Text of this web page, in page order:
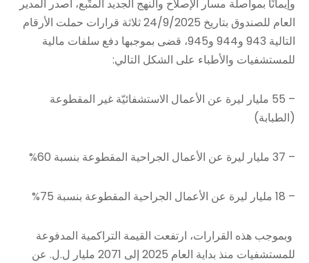
وإيمانًا بمواصلة مسار الإصلاح والنهج الجديد المتّبع، أصدر المدير
العام للصندوق بتاريخ 24/9/2025 ثلاثة قرارات حملت الأرقام
التالية 943 و944 و945، قضى بموجبها دفع سلفات مالية
للمستشفيات والأطباء على الشكل التالي:
– 55 مليار ليرة عن الأعمال الاستشفائيّة غير المقطوعة
(الطبابة)
– 37 مليار ليرة عن الأعمال الجراحية المقطوعة بنسبة 60%
– 18 مليار ليرة عن الأعمال الجراحية المقطوعة بنسبة 75%
وبموجب هذه القرارات، ارتفعت القيمة التراكمية المدفوعة
للمستشفيات منذ بداية العام 2025 إلى 2071 مليار ل.ل. عن